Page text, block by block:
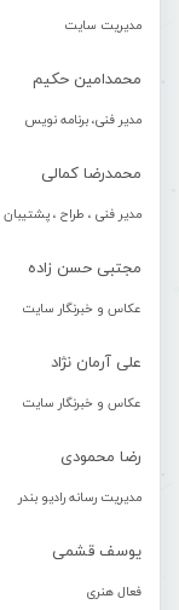
مدیریت سایت
محمدامین حکیم
مدیر فنی، برنامه نویس
محمدرضا کمالی
مدیر فنی ، طراح ، پشتیبان
مجتبی حسن زاده
عکاس و خبرنگار سایت
علی آرمان نژاد
عکاس و خبرنگار سایت
رضا محمودی
مدیریت رسانه رادیو بندر
یوسف قشمی
فعال هنری